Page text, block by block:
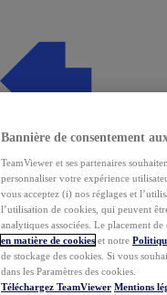
Bannière de consentement
TeamViewer et ses partenaires
personnaliser votre expérience
vous acceptez (i) nos réglages et
l’utilisation de cookies, qui peuvent
analytiques associées. Le placement
en matière de cookies et notre
de stockage des cookies. Si vous
dans les Paramètres des cookies.
Téléchargez TeamViewer Mentions